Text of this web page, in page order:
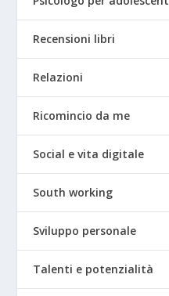
Recensioni libri
Relazioni
Ricomincio da me
Social e vita digitale
South working
Sviluppo personale
Talenti e potenzialità